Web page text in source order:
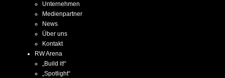
Unternehmen
Medienpartner
News
Über uns
Kontakt
RW Arena
„Build it!“
„Spotlight“